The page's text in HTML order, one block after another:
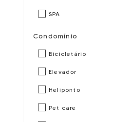
SPA
Condomínio
Bicicletário
Elevador
Heliponto
Pet care